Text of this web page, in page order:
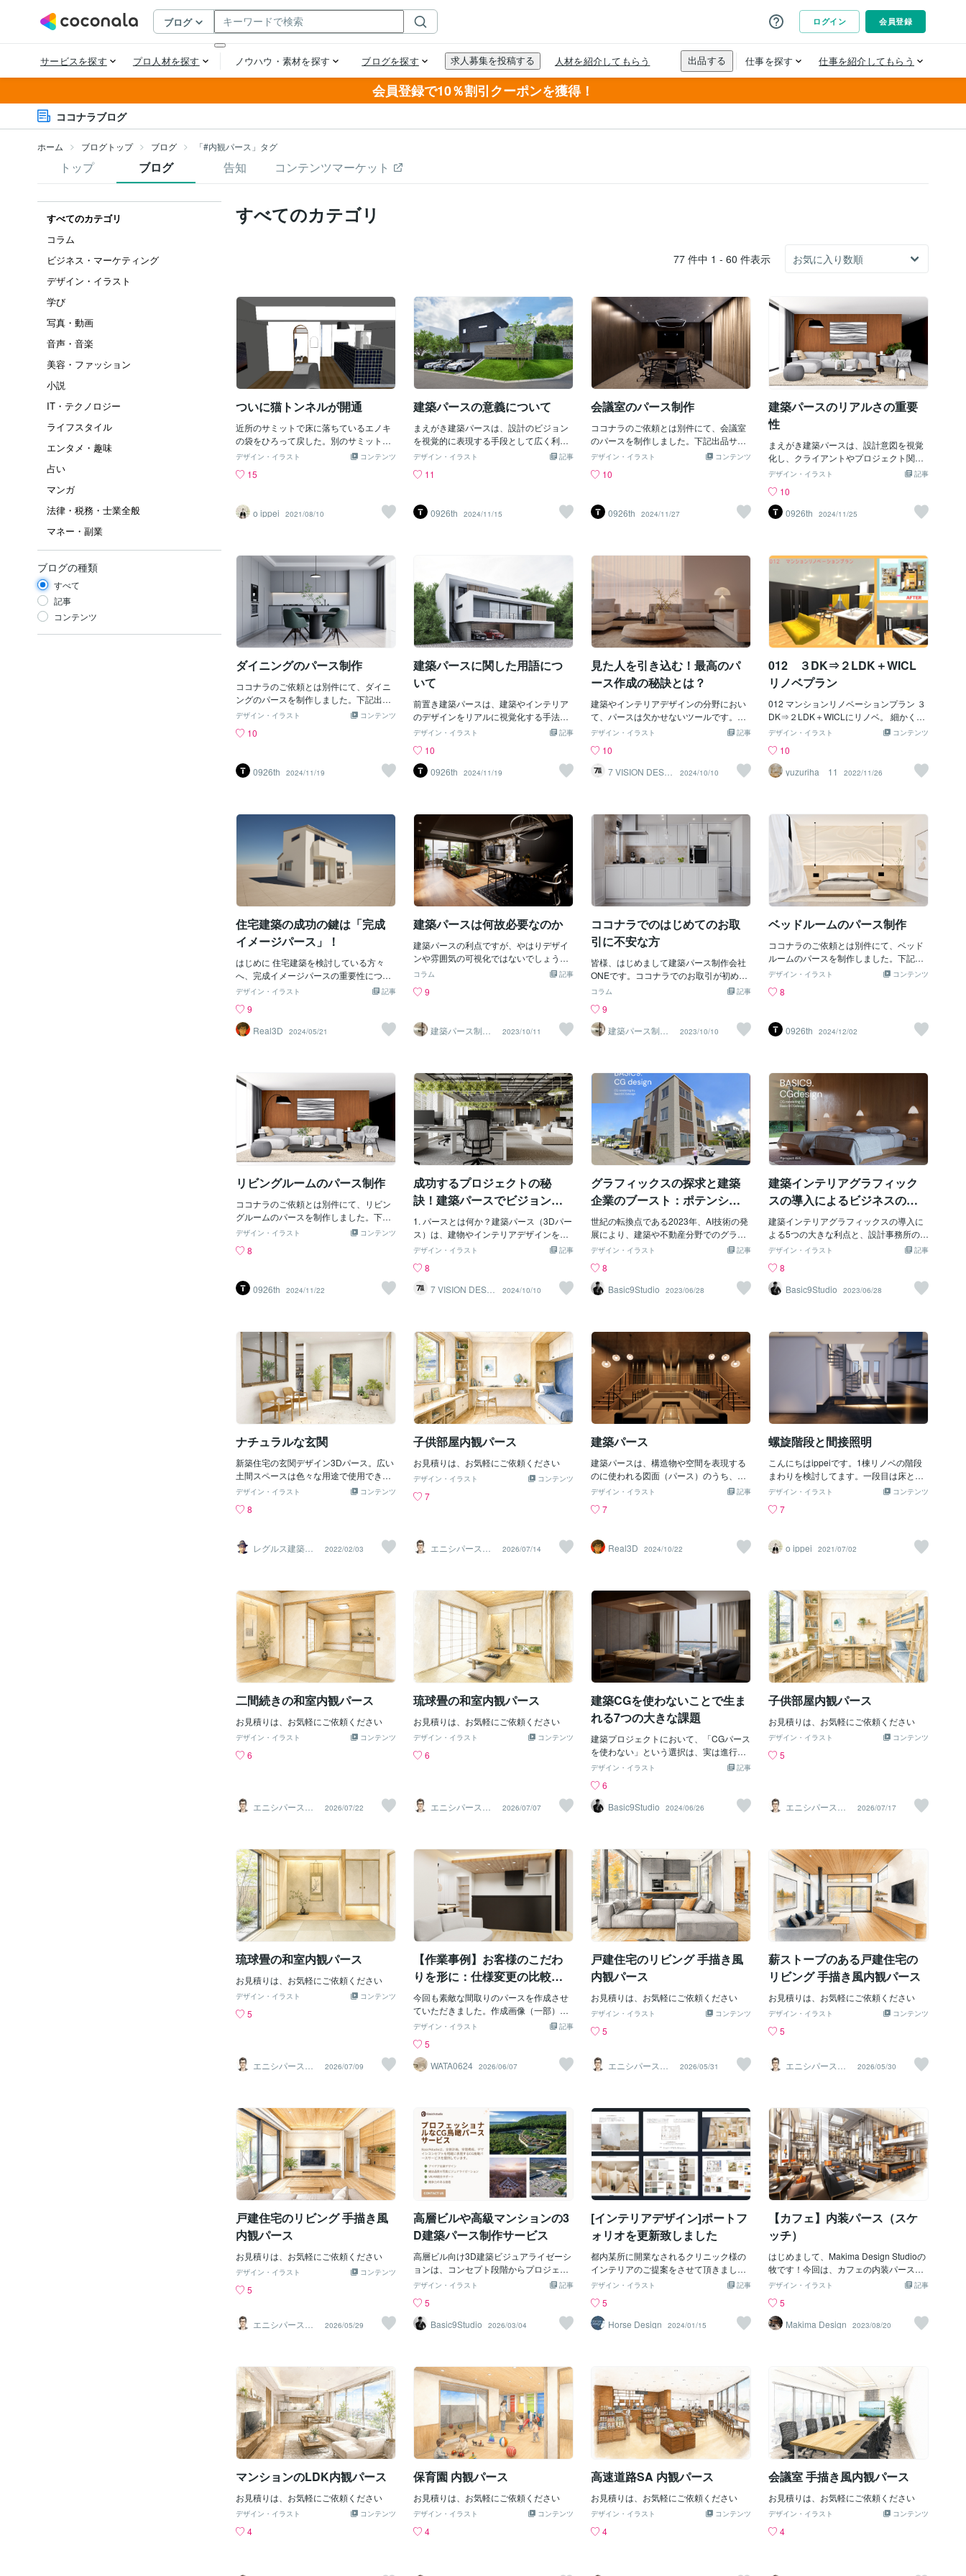
会員登録で10％割引クーポンを獲得！
ココナラブログ
ホーム ブログトップ ブログ 「#内観パース」タグ
トップ ブログ 告知 コンテンツマーケット
すべてのカテゴリ
コラム
ビジネス・マーケティング
デザイン・イラスト
学び
写真・動画
音声・音楽
美容・ファッション
小説
IT・テクノロジー
ライフスタイル
エンタメ・趣味
占い
マンガ
法律・税務・士業全般
マネー・副業
ブログの種類
すべて
記事
コンテンツ
すべてのカテゴリ
77 件中 1 - 60 件表示
ついに猫トンネルが開通
近所のサミットで床に落ちているエノキ
の袋をひろって戻した。別のサミットで
は天ぷらに足を滑らせて怪我したと訴訟
らないが危険予知できたので神様ポイン
た猫です。今度は猫トンネルから寝室へ
アクセスしたいニャーとのこと。猫重視
ダウンのためリーズナブルなものを選ぶ
が腰壁タイルで囲むことで空間に調和さ
せた。ちゃおちゅーるで汚れずらい壁紙
を提案しようと思います。トンネルでは
ししゃもの天ぷらを咥えた猫が滑って転
ぶかもしれないし、グリップのきいた床
も提案しよう。
コンテンツ
デザイン・イラスト
15
o ippei 2021/08/10
建築パースの意義について
まえがき建築パースは、設計のビジョン
を視覚的に表現する手段として広く利用
されていますが、その価値は建築設計の
建築に関連する関係者だけでなく、一般
役割を果たしており、さまざまな目的で
用いられています。本記事では、建築パ
手段建築パースの基本的な役割は、設計
込み、視覚化することです。平面図や断
面図だけでは伝えきれない空間の広がり
や奥行きを、リアルなパースにより体感
できる形で表現することで、設計者とク
ライアント間の認識を共有しやすくしま
す。また、設計者にとっても、作成した
パースを通して空間の調和や素材の質感
を再確認し、最適なデザインを追求する
助けとなります。2. 一般の人々へのデザ
イン意識の向上建築パースは、建築に関
心が薄い一般の人々にとっても、建物や
空間のイメージをわかりやすく伝えるツ
ールです。専門用語や複雑な図面に頼る
ことなく、ビジュアルで直感的に理解で
きるため、建築プロジェクトへの関心や
期待が高まります。こうしたビジュアル
地域社会におけるデザインへの意識を育
む役割を果たします。3. 販売促進・マー
ケティングへの応用建築パースは、不動
産やインテリアデザイン業界でも有効な
マーケティング手法です。物件を購入す
る前に完成後の姿をイメージできるた
め、購買意欲が刺激されます。特に、リ
ノベーションや未完成の建物など、実際
には見られない部分もリ
記事
デザイン・イラスト
11
0926th 2024/11/15
会議室のパース制作
ココナラのご依頼とは別件にて、会議室
のパースを制作しました。下記出品サー
ビスよりご依頼を承っております。内観
スなど、ジャンルやテイストも多岐にわ
にご連絡くださいませ。その他の制作事
例その他の記事やまとめ
コンテンツ
デザイン・イラスト
10
0926th 2024/11/27
建築パースのリアルさの重要
性
まえがき建築パースは、設計意図を視覚
化し、クライアントやプロジェクト関係
者に建物の完成イメージを伝える重要な
におけるコミュニケーションの質やプロ
ジェクトの成功に直結する要素と言えま
す。しかし、この「リアルさ」は建築分
重要な意味を持ちます。本記事では、建
築パースのリアルさが求められる背景
と、それがもたらす効果について、建築
分野を超えた視点を交えて考察します。
１. 建築分野におけるリアルさの役割建築
設計では、クライアントの理解を深める
ためにパースを使用します。リアルなパ
ースは以下のような役割を果たします。
意思決定の促進クライアントが実際の完
成イメージを鮮明に把握できることで、
設計案に対する信頼感が生まれます。不
明瞭なパースや抽象的な表現では、クラ
イアントが具体的なイメージを掴みづら
く、合意形成に時間がかかる場合があり
確に伝え、迅速な意思決定を可能にしま
す。建築プロセスの効率化リアルなパー
スは、設計と施工の間で生じる誤解を最
面では伝わりにくいニュアンスやディテ
ールを理解しやすくなり、施工ミスや再
作業を防ぐことができます。2. 心理学的
視点からのリアルさリアルなビジュアル
は、人間の心理的な反応にも大きな影響
を与えます。心理学の研究では、人は視
覚的な情報に強く反応し、現実に近い表
現ほど信頼感や没入感を感じることが示
されています。没入感と感情的共鳴リア
記事
デザイン・イラスト
10
0926th
2024/11/25
ダイニングのパース制作
ココナラのご依頼とは別件にて、ダイニ
ングのパースを制作しました。下記出品
サービスよりご依頼を承っておりますの
せ。その他の建築パースに関した記事と
コンテンツ
デザイン・イラスト
10
0926th 2024/11/19
建築パースに関した用語につ
いて
前置き建築パースは、建築やインテリア
のデザインをリアルに視覚化する手法と
して、多くのプロジェクトで活用されて
て、クライアントや関係者がデザインを
より具体的にイメージしやすくなり、意
思決定をスムーズに行うことができま
解しにくい部分も少なくないかと思いま
す。また、初めて依頼する方々にとって
は、専門知識が求められるため、ハード
ルが高いと感じることもあるかもしれま
せん。しかし、建築パースを依頼する際
に、専門的な用語を全て理解する必要は
ありません。難しい専門知識がなくとも
パースを発注することができます。私自
身もできる限り専門用語を避け、使用す
りますので、もしわからないことがあれ
ば、遠慮せずに質問していただければと
思います。そこで本記事では、建築パー
スに関する基本的な用語をできるだけ分
思います。これから建築パースの依頼を
考えている方や、基礎的な部分を再確認
リック図：三軸が同じ角度で見える等角
投影図。アクセントウォール：強調色や
異素材で仕上げた壁面。エレベーショ
ン：建物の立面図。エントランス：建物
の入り口部分。 基礎：建物を支える最下
部の構造部分。キャド（CAD）：コンピ
ューター支援設計ソフトの略。コンセプ
ト：建物や空間のデザインの基本的な発
想やテーマ。サッシ：窓枠やドア枠のこ
と。スキップフロア：フロアレベルが
記事
デザイン・イラスト
10
0926th
2024/11/19
見た人を引き込む！最高のパ
ース作成の秘訣とは？
建築やインテリアデザインの分野におい
て、パースは欠かせないツールです。設
計者がデザインを視覚的に提示し、クラ
を直感的に理解するためにも大きな役割
を果たします。しかし、**「優れたパー
ス」**とは具体的にどのようなものでし
解説します。1. 写実性とディテールの再
現優れたパースの最も重要な特徴は、写
実性です。光や影、材質、反射などの細
部に至るまでリアルに表現することで、
まるで実物の建築物やインテリアを目の
とができます。これを実現するには、デ
ィテールに徹底してこだわる必要があり
ます。ライティング：光源の方向や強度
を正確に再現し、自然光と人工光をバラ
ンス良く使用します。マテリアルの質
感：木材、金属、ガラスなどの素材をリ
アルに再現し、適切な反射や光沢を表現
します。影と反射：光と物体がどのよう
に奥行きと存在感を与えます。2. 色彩と
構図のバランス質の高いパースは、色彩
の調和と構図のバランスに優れていま
たものであるべきです。過度に派手すぎ
たり、暗すぎたりしないよう、バランス
を考慮した配色が求められます。構図：
パースの構図は、デザインの魅力を最大
限に引き出すために非常に重要です。適
切な視点と透視図法を用いることで、空
間の広がりや立体感を効果的に伝えるこ
とができます。3. 空間感とスケール感の
表現優れたパースは、空間の広がりやス
ケール感を的確に表現し
記事
デザイン・イラスト
10
7 VISION DESIG
2024/10/10
012 ３DK⇒２LDK＋WICL
リノベプラン
012 マンションリノベーションプラン ３
DK⇒２LDK＋WICLにリノベ。 細かく区
切られて、どの部屋も狭く感じる間取り
立キッチン⇒アイランドキッチン ・廊下
をできるだけなくし、リビングの面積に
入れ、広さを感じるように。 ・クローゼ
じるように。 ココナラでプラン作成や図
面の作成もお受けしております。 よろし
くお願いいたします。
コンテンツ
デザイン・イラスト
10
yuzuriha 11
2022/11/26
住宅建築の成功の鍵は「完成
イメージパース」！
はじめに 住宅建築を検討している方々
へ、完成イメージパースの重要性につい
て詳しく解説します。 住宅建築は、人生
するためには、計画と準備が欠かせませ
ん。しかし、どのようなイメージで建設
するかを具体的にイメージできなけれ
べきなのが「完成イメージパース」とい
う手法です。完成イメージパースは、建
物の外観や内部のイメージを緻密に描写
したものであり、住宅建築の成功に欠か
せない要素なのです。 なぜ完成イメージ
パースが成功へ導くのか？この技術がデ
ザイナーやクライアントがプロジェクト
を視覚化する方法を変革するかについて
取り上げます。 現代のインテリアデザイ
性に言及します。 完成イメージパース
は、建物の外観や内部のイメージを事前
に具体的にイメージできるため、以下の
ようなメリットがあります。 まず、建物
スタイルやカラーリング、素材などを調
整することが可能となり、自分たちの理
建物の間取りや空間構成も具体化しま
す。これにより、それぞれの部屋の大き
さや配置、収納スペースなどを見ること
ができます。家族のライフスタイルに合
った間取りや使い勝手の良い空間を満足
いくまで調整することができます。 さら
に、完成イメージパースは、建物の外部
と内部の一体感やバランスを評価するこ
ともできます。例えば、外観が和風で内
記事
デザイン・イラスト
9
Real3D
2024/05/21
建築パースは何故必要なのか
建築パースの利点ですが、やはりデザイ
ンや雰囲気の可視化ではないでしょう
か。お客様にご提案される際に図面のみ
ざいます。そこで図面と建築パースを両
ージが適格になり、円滑な打つ合わせも
可能となります。新築や戸建てなど、完
だく事で、お客様の高まった気持ちも維
持され、繰り替えされる打ち合わせをよ
り的確に導く事が出来るのが建築パース
のメリットだといえます。弊社はベトナ
ムを拠点としており、一般的に日本のパ
ース企業よりも安くハイクオリティな建
築パースの制作が可能です。何かお困り
の事がございましたら、まずはご連絡を
いただけますと嬉しいく思います。どう
ぞよろしくお願いいたします。
記事
コラム
9
建築パース制作
会社ONE_CGデ
2023/10/11
ココナラでのはじめてのお取
引に不安な方
皆様、はじめまして建築パース制作会社
ONEです。ココナラでのお取引が初めて
で、不安な方は多いと思います。私もこ
てお客様と円滑なコミュニケーションは
取れるのかが心配でした。その後、数件
のご依頼を頂きましたが、どれも円滑に
ご連絡ください。お取引の流れもしっか
りとお伝えいたします。また、弊社はベ
トナムが拠点となっておりますが日本語
が堪能なスタッフで構成されております
ので言語の問題はありませんのでご安心
ください！また、お取引前に何かご不明
な点がございましたらお気軽にご連絡い
ただければ幸いです。それでは皆様どう
ぞよろしくお願いいたします。
記事
コラム
9
建築パース制作
会社ONE_CGデ
2023/10/10
ベッドルームのパース制作
ココナラのご依頼とは別件にて、ベッド
ルームのパースを制作しました。下記出
品サービスよりご依頼を承っておりま
俯瞰パースなど、ジャンルやテイストも
ぞお気軽にご連絡くださいませ。その他
の制作事例その他の記事やまとめ
コンテンツ
デザイン・イラスト
8
0926th 2024/12/02
リビングルームのパース制作
ココナラのご依頼とは別件にて、リビン
グルームのパースを制作しました。下記
出品サービスよりご依頼を承っておりま
俯瞰パースなど、ジャンルやテイストも
ぞお気軽にご連絡くださいませ。その他
の建築パースに関した記事となります。
コンテンツ
デザイン・イラスト
8
0926th 2024/11/22
成功するプロジェクトの秘
訣！建築パースでビジョンを
可視化する
1. パースとは何か？建築パース（3Dパー
ス）は、建物やインテリアデザインを視
覚的に表現する強力なツールです。パー
ロジェクトの完成イメージを直感的に把
握でき、設計者のデザイン意図を明確に
理解することが可能です。平面図や立面
材質のリアリティを視覚化し、デザイン
全体をより立体的かつ具体的に表現しま
す。2. パースが必要な理由A. クライアン
トの理解を深める クライアントの多くは
建築や設計の専門家ではないため、平面
図や技術図面だけでは完成イメージを完
全に理解するのが難しいことがありま
す。建築パースを活用することで、クラ
イアントは空間やデザインの全貌を一目
ーズになります。感覚的な要素の可視
化：パースは、光の入り方、材質の反
射、家具の配置、空間の広がりなど、図
感的に理解できます。B. デザインの調整
に柔軟に対応 設計段階では、クライアン
とで、デザイン変更をビジュアルで迅速
に反映でき、クライアントにその場で確
認してもらうことが可能です。コミュニ
ケーションの効率化：パースを通じて、
デザインの調整点や改善案をクライアン
トと共有し、双方の理解を深めること
で、無駄な工数を削減し、効率的にプロ
ジェクトを進めることができます。3. パ
ースの具体的なメリットA. プロジェクト
記事
デザイン・イラスト
8
7 VISION DESIG
2024/10/10
グラフィックスの探求と建築
企業のブースト：ポテンシャ
ルを引き出し、成功を創り出
す
世紀の転換点である2023年、AI技術の発
展により、建築や不動産分野でのグラフ
ィックスの活用は当たり前とされていま
まだこの機会を活かしていません。で
は、いつ始めるつもりですか？もしも他
の人々が自分たちが望むものを手に入れ
追いつくための記事を作成しましょう。
現実には、建築や不動産におけるグラフ
ィックスの活用は見逃せない多くの利点
をもたらします。まず第一に、3Dモデリ
ングやリアルな画像を作成することで、
お客様がプロジェクトを実施する前に明
確で直感的なビジョンを持つことができ
ます。これにより、お客様の信頼と満足
を得ることができ、信頼性の高い長期的
建築グラフィックスの活用は時間と貴重
なリソースを節約するのに役立ちます。
以前は、アイデアを伝えるために2Dの図
面や物理的なモデルに頼る必要があり、
かつ効果的なシミュレーションを作成す
ることができ、時間と貴重なリソースを
ョン能力を向上させます。リアルな3Dイ
メージやビデオを用いることで、設計事
務所は関係者（投資家やパートナーな
ど）に対して明確で理解しやすい情報を
伝えることができます。これにより、設
計や建設プロセスの中での理解と合意を
高め、誤解や衝突を最小限に抑えること
ができます。 しかし、なぜ日本の多くの
設計事務所がまだグラフィックスの活用
に取り組んでいない
記事
デザイン・イラスト
8
Basic9Studio
2023/06/28
建築インテリアグラフィック
スの導入によるビジネスの利
点と日本の設計業界のグロー
バル化の課題
建築インテリアグラフィックスの導入に
よる5つの大きな利点と、設計事務所のビ
ジネスにおけるその適用による日本の国
は、設計事務所のビジネスにおける建築
インテリアグラフィックスの適用の5つの
主な利点です。 1.顧客体験の向上：建築
い視覚的なイメージを得ることを可能に
します。静的なイメージだけでなく、イ
ンテリア空間を異なる角度から体験でき
る3Dモデルに対話的にアクセスすること
もできます。これにより、顧客は最終結
果についてより明確な理解を得ることが
でき、信頼と満足感を醸成することがで
きます。 2.時間とリソースの節約：建築
インテリアグラフィックスがなかった時
面や物理モデルに依存していました。し
かしこれらを準備し実施するには多くの
時間とリソースが必要でした。建築イン
テリアグラフィックスは、迅速かつ効果
スを節約するのに役立ちます。 3.コミュ
ニケーション能力の強化：建築インテリ
です。鮮やかな3Dイメージやビデオを使
用することで、設計事務所は客観的で理
解しやすい情報を関係者や投資家などに
伝えることができます。これにより、設
計と建設のプロセスでの理解と合意を高
めることができます。 4.製品品質の向
上：建築インテリアグラフィックスによ
り、設計事務所は最も詳細でリアルなモ
デルを作成することができます。これに
記事
デザイン・イラスト
8
Basic9Studio
2023/06/28
ナチュラルな玄関
新築住宅の玄関デザイン3Dパース。広い
土間スペースは色々な用途で使用できま
すね。着工前に目で見てわかるパースが
ます。レグルス建築デザインの３Dパー
真から制作します。1枚35000円～
コンテンツ
デザイン・イラスト
8
レグルス建築デ
ザイン
2022/02/03
子供部屋内観パース
お見積りは、お気軽にご依頼ください
コンテンツ
デザイン・イラスト
7
エニシパース（1
級建築士）
2026/07/14
建築パース
建築パースは、構造物や空間を表現する
のに使われる図面（パース）のうち、建
築物に関するものを指して使われます。
る印象がありますが、美容業界やブライ
つため、今以上にさまざまな場面での活
用が予測されます。 この記事では、建築
スのメリットや種類、今後導入が増える
であろう業界や依頼する際のポイントに
ついても紹介していきます。建築パース
とは？ 「建築パース」は「Perspective D
rawing（透視図）」の略で、建築物や構
造物の外観や内部を一定の図法で作った
立体的な三次元図面です。建築で使われ
ることが多いこともあり、パースという
一言で建築パースを意味する場合もあり
ます。建築だけでなく、地形や橋梁、鉄
道など土木、商業施設といった幅広い構
造物に関して使用されています。 建築物
の内部や周辺を含めた外観を立体的に表
現することで、建築物を含めた俯瞰イメ
ージや空間内部のイメージを、誰でも簡
単に把握できます。建築物の間取り図や
設計図といった平面的な図面では的確な
イメージが難しい完成状態も、建築パー
直感的に理解できるでしょう。 立体的な
建築の絵といった認識があるかもしれま
せんが、パースは極めて厳密な図法に基
づいて作成されています。建物の外形の
線を結んだ点（消失点）は、高さが見て
いる人間の視点の位置（アイレベル）に
なる点が特徴です。立体的な表現により
平面的な図面では分かりにくい構造物全
体の
記事
デザイン・イラスト
7
Real3D 2024/10/22
螺旋階段と間接照明
こんにちはippeiです。1棟リノベの階段
まわりを検討してます。一段目は床と同
材を立ち上げたステップにして、焼付色
0代夫婦の家。スタイリッシュな感じにな
ゴミ箱スペースを設けたいと要望のキッ
チンはステンレスで製作予定。
コンテンツ
デザイン・イラスト
7
o ippei 2021/07/02
二間続きの和室内観パース
お見積りは、お気軽にご依頼ください
コンテンツ
デザイン・イラスト
6
エニシパース（1
級建築士）
2026/07/22
琉球畳の和室内観パース
お見積りは、お気軽にご依頼ください
コンテンツ
デザイン・イラスト
6
エニシパース（1
級建築士）
2026/07/07
建築CGを使わないことで生ま
れる7つの大きな課題
建築プロジェクトにおいて、「CGパース
を使わない」という選択は、実は進行ス
ピード・説得力・信頼性を大きく損なう
や開発プロジェクトが直面している代表
的な問題です。✅ 1. イメージ共有の不足
平面図や断面図だけでは完成イメージが
2. コミュニケーションのずれ言葉や図面
だけの説明は誤解を生みやすい。**「思
っていたのと違う」**というトラブルが
起きやすくなる。✅ 3. 修正に時間とコス
トがかかる設計意図が伝わらないまま進
行すると、後から大幅な修正が発生。結
果として時間と費用の無駄が増える。✅
4. プロとしての信頼低下提案が文字や2D
図面中心だと説得力に欠ける印象を与え
てしまう。他社と比較された際に見劣り
してしまう危険性も。✅ 5. 投資判断を得
にくい不動産開発・店舗設計・住宅建築
など、いずれのプロジェクトでもビジュ
い。✅ 6. 競争力の低下建築業界はすでに
が増える中、見せ方が弱い提案は埋もれ
る。✅ 7. デザインの柔軟性低下CGがな
結論建築CGは「装飾」でも「贅沢品」で
もありません。設計品質を守り、プロジ
ェクトを前へ進めるための武器です。
記事
デザイン・イラスト
6
Basic9Studio
2024/06/26
子供部屋内観パース
お見積りは、お気軽にご依頼ください
コンテンツ
デザイン・イラスト
5
エニシパース（1
級建築士）
2026/07/17
琉球畳の和室内観パース
お見積りは、お気軽にご依頼ください
コンテンツ
デザイン・イラスト
5
エニシパース（1
級建築士）
2026/07/09
【作業事例】お客様のこだわ
りを形に：仕様変更の比較と
打合せサポート
今回も素敵な間取りのパースを作成させ
ていただきました。作成画像（一部）
【基本的な作業内容】戸建て住宅全体の3
対応家具反映その他修正・変更【主な対
応・調整項目】壁紙を変更したバージョ
ンの作成一点もの家具の反映各アイテム
うイメージが湧いてくるのは自然なこと
です。パーツごとの細かな色味の違いを3
Dで視覚化することで、お施主様から
「ハウスメーカーとの打ち合わせがスム
ーズに進んだ」と言っていただけたこ
と、私にとっても大変嬉しく、大きな励
みになりました。素敵なお家が完成しま
容を見る
記事
デザイン・イラスト
5
WATA0624 2026/06/07
戸建住宅のリビング 手描き風
内観パース
お見積りは、お気軽にご依頼ください
コンテンツ
デザイン・イラスト
5
エニシパース（1
級建築士）
2026/05/31
薪ストーブのある戸建住宅の
リビング 手描き風内観パース
お見積りは、お気軽にご依頼ください
コンテンツ
デザイン・イラスト
5
エニシパース（1
級建築士）
2026/05/30
戸建住宅のリビング 手描き風
内観パース
お見積りは、お気軽にご依頼ください
コンテンツ
デザイン・イラスト
5
エニシパース（1
級建築士）
2026/05/29
高層ビルや高級マンションの3
D建築パース制作サービス
高層ビル向け3D建築ビジュアライゼーシ
ョンは、コンセプト段階からプロジェク
ト全体を俯瞰的に把握できるのが大きな
の取れた構図、丁寧に設計されたライテ
ィングとパース表現により、投資家・建
築家・施工業者が設計意図を正確に理解
スを短縮することにもつながります。 Ba
sic9studioでは、ハイレベルなビジュアラ
イゼーション専門家による高層ビルの3D
パース制作サービスを提供しています。
多様なプロジェクト経験を活かし、設計
の本質を的確に捉えた高品質な3Dビジュ
アルをお届けしつつ、制作時間とコスト
の最適化も実現します。なぜ高層ビルの3
D建築パース制作サービスが必要なの
ィング、周囲環境との調和が不可欠で
す。しかし、平面図や立面図だけではこ
れらの要素を十分に表現することは困難
記事
デザイン・イラスト
5
Basic9Studio
2026/03/04
[インテリアデザイン]ポートフ
ォリオを更新致しました
都内某所に開業なされるクリニック様の
インテリアのご提案をさせて頂きまし
た。平面計画とクリニック様の開業コン
のご選定をご用命頂きました。 インテリ
アのコンセプト立案、ご提案パース、仕
上げ材リスト、家具リスト等を取り纏め
記事
デザイン・イラスト
5
Horse Design
2024/01/15
【カフェ】内装パース（スケ
ッチ）
はじめまして、Makima Design Studioの
牧です！今回は、カフェの内装パース
（スケッチ）をいくつかご紹介させて頂
のある方は、ぜひ当方にお問合せくださ
いませ。
記事
デザイン・イラスト
5
Makima Design
2023/08/20
マンションのLDK内観パース
お見積りは、お気軽にご依頼ください
コンテンツ
デザイン・イラスト
4
保育園 内観パース
お見積りは、お気軽にご依頼ください
コンテンツ
デザイン・イラスト
4
高速道路SA 内観パース
お見積りは、お気軽にご依頼ください
コンテンツ
デザイン・イラスト
4
会議室 手描き風内観パース
お見積りは、お気軽にご依頼ください
コンテンツ
デザイン・イラスト
4